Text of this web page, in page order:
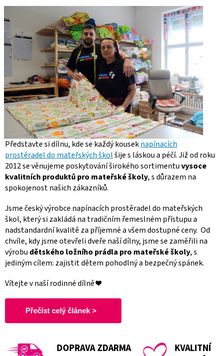
Představte si dílnu, kde se každý kouseknapínacích
prostěradel do mateřských školšije s láskou a péčí. Již od roku
2012 se věnujeme poskytování širokého sortimentuvysoce
kvalitních produktů pro mateřské školy, s důrazem na
spokojenost našich zákazníků.
Jsme český výrobce napínacích prostěradel do mateřských
škol, který si zakládá na tradičním řemeslném přístupu a
nadstandardní kvalitě za příjemné a všem dostupné ceny. Od
chvíle, kdy jsme otevřeli dveře naší dílny, jsme se zaměřili na
výrobu dětského ložního prádla pro mateřské školy, s
jediným cílem: zajistit dětem pohodlný a bezpečný spánek.
Vítejte v naší rodinné dílně ❤️
Přečíst celý článek >
DOPRAVA ZDARMA
KVALITNÍ